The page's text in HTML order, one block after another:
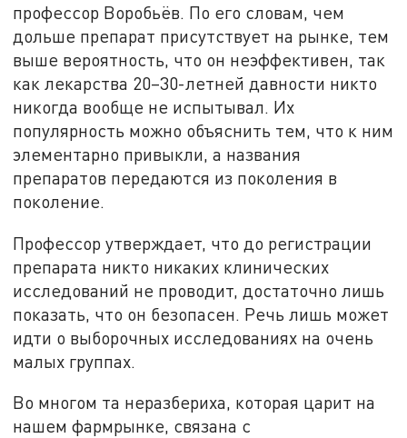
профессор Воробьёв. По его словам, чем
дольше препарат присутствует на рынке, тем
выше вероятность, что он неэффективен, так
как лекарства 20–30-летней давности никто
никогда вообще не испытывал. Их
популярность можно объяснить тем, что к ним
элементарно привыкли, а названия
препаратов передаются из поколения в
поколение.
Профессор утверждает, что до регистрации
препарата никто никаких клинических
исследований не проводит, достаточно лишь
показать, что он безопасен. Речь лишь может
идти о выборочных исследованиях на очень
малых группах.
Во многом та неразбериха, которая царит на
нашем фармрынке, связана с